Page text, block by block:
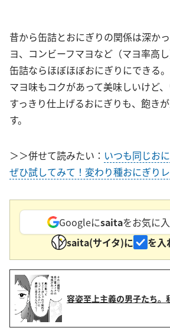
昔から缶詰とおにぎりの関係は深か
ヨ、コンビーフマヨなど（マヨ率高
缶詰ならほぼほぼおにぎりにできる。
マヨ味もコクがあって美味しいけど
すっきり仕上げるおにぎりも、飽き
す。
＞＞併せて読みたい： いつも同じお
ぜひ試してみて！変わり種おにぎり
Googleにsaitaをお気に
saita(サイタ)に
を入
容姿至上主義の男子たち。